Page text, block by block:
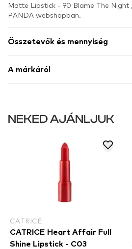
Matte Lipstick - 90 Blame The Night
PANDA webshopban.
Összetevők és mennyiség
A márkáról
NEKED AJÁNLJUK
CATRICE
CATRICE Heart Affair Full
Shine Lipstick - C03